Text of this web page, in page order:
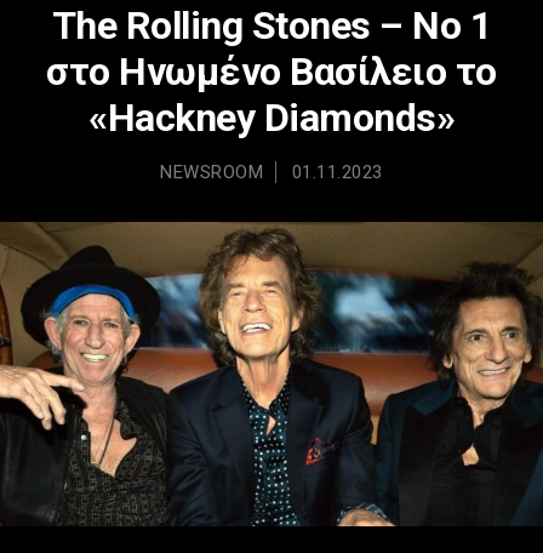
The Rolling Stones – Νο 1
στο Ηνωμένο Βασίλειο το
«Hackney Diamonds»
NEWSROOM 01.11.2023